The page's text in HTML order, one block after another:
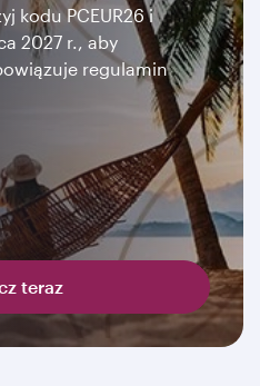
kodu PCEUR26 i
2027 r., aby
regulamin
teraz